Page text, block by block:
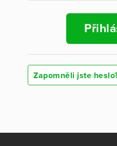
Zapomněli jste